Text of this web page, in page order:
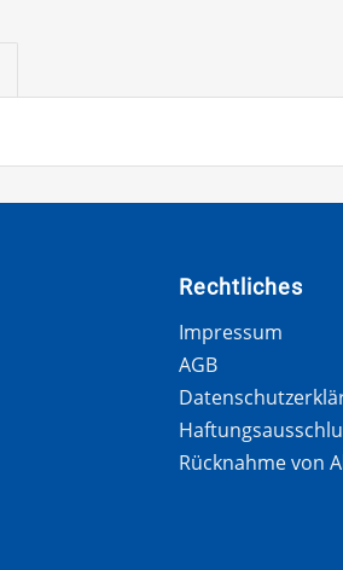
Rechtliches
Impressum
AGB
Rücknahme von